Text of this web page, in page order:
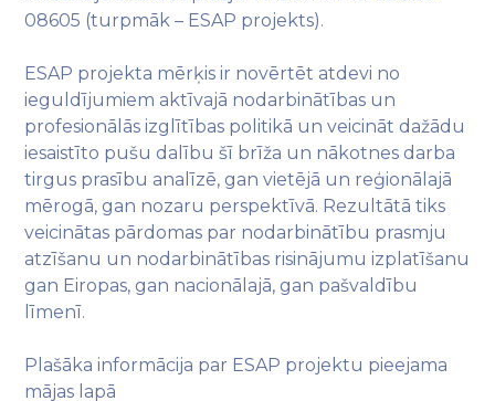
08605 (turpmāk – ESAP projekts).
ESAP projekta mērķis ir novērtēt atdevi no
ieguldījumiem aktīvajā nodarbinātības un
profesionālās izglītības politikā un veicināt dažādu
iesaistīto pušu dalību šī brīža un nākotnes darba
tirgus prasību analīzē, gan vietējā un reģionālajā
mērogā, gan nozaru perspektīvā. Rezultātā tiks
veicinātas pārdomas par nodarbinātību prasmju
atzīšanu un nodarbinātības risinājumu izplatīšanu
gan Eiropas, gan nacionālajā, gan pašvaldību
līmenī.
Plašāka informācija par ESAP projektu pieejama
mājas lapā